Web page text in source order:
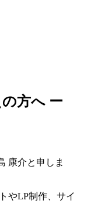
方へ ー
康介と申しま
やLP制作、サイ